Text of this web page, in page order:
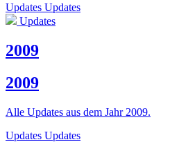
Updates Updates
Updates
2009
2009
Alle Updates aus dem Jahr 2009.
Updates Updates